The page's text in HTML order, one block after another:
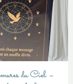
du Ciel –